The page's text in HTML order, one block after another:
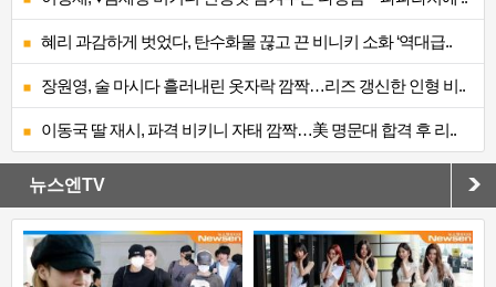
혜리 과감하게 벗었다, 탄수화물 끊고 끈 비니키 소화 ‘역대급..
장원영, 술 마시다 흘러내린 옷자락 깜짝…리즈 갱신한 인형 비..
이동국 딸 재시, 파격 비키니 자태 깜짝…美 명문대 합격 후 리..
뉴스엔TV